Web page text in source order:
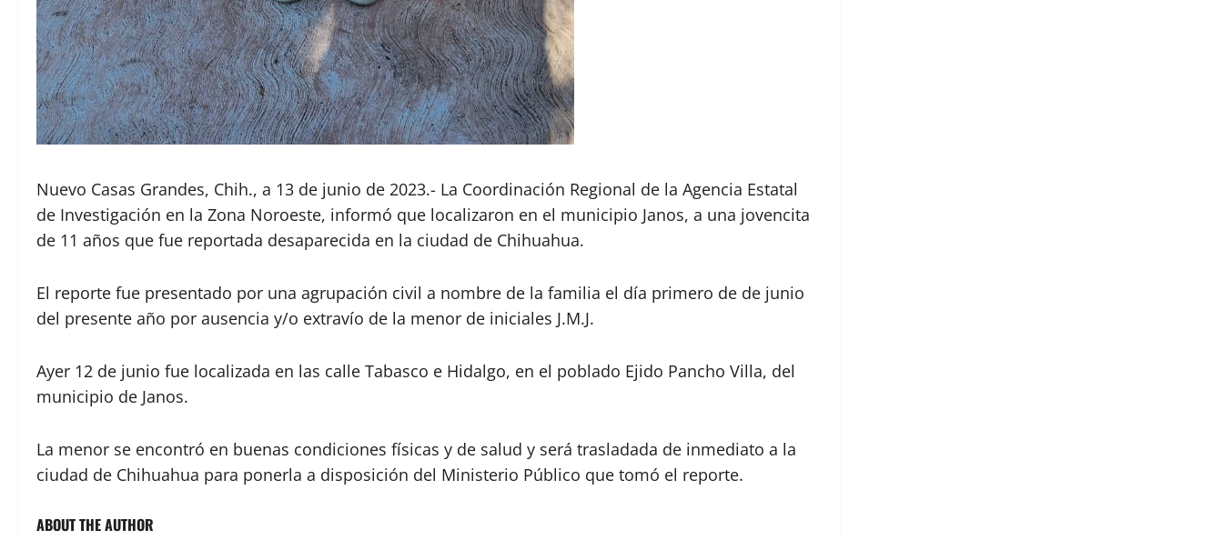
Nuevo Casas Grandes, Chih., a 13 de junio de 2023.- La Coordinación Regional de la Agencia Estatal
de Investigación en la Zona Noroeste, informó que localizaron en el municipio Janos, a una jovencita
de 11 años que fue reportada desaparecida en la ciudad de Chihuahua.
El reporte fue presentado por una agrupación civil a nombre de la familia el día primero de de junio
del presente año por ausencia y/o extravío de la menor de iniciales J.M.J.
Ayer 12 de junio fue localizada en las calle Tabasco e Hidalgo, en el poblado Ejido Pancho Villa, del
municipio de Janos.
La menor se encontró en buenas condiciones físicas y de salud y será trasladada de inmediato a la
ciudad de Chihuahua para ponerla a disposición del Ministerio Público que tomó el reporte.
ABOUT THE AUTHOR